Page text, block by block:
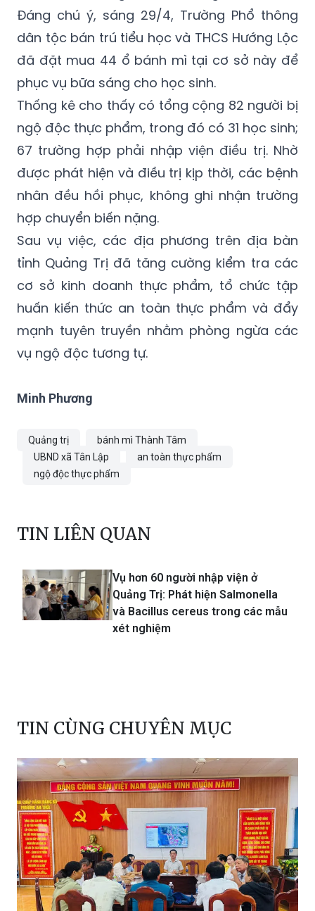
Đáng chú ý, sáng 29/4, Trường Phổ thông
dân tộc bán trú tiểu học và THCS Hướng Lộc
đã đặt mua 44 ổ bánh mì tại cơ sở này để
phục vụ bữa sáng cho học sinh.
Thống kê cho thấy có tổng cộng 82 người bị
ngộ độc thực phẩm, trong đó có 31 học sinh;
67 trường hợp phải nhập viện điều trị. Nhờ
được phát hiện và điều trị kịp thời, các bệnh
nhân đều hồi phục, không ghi nhận trường
hợp chuyển biến nặng.
Sau vụ việc, các địa phương trên địa bàn
tỉnh Quảng Trị đã tăng cường kiểm tra các
cơ sở kinh doanh thực phẩm, tổ chức tập
huấn kiến thức an toàn thực phẩm và đẩy
mạnh tuyên truyền nhằm phòng ngừa các
vụ ngộ độc tương tự.
Minh Phương
Quảng trị
bánh mì Thành Tâm
UBND xã Tân Lập
an toàn thực phẩm
ngộ độc thực phẩm
TIN LIÊN QUAN
Vụ hơn 60 người nhập viện ở
Quảng Trị: Phát hiện Salmonella
và Bacillus cereus trong các mẫu
xét nghiệm
TIN CÙNG CHUYÊN MỤC